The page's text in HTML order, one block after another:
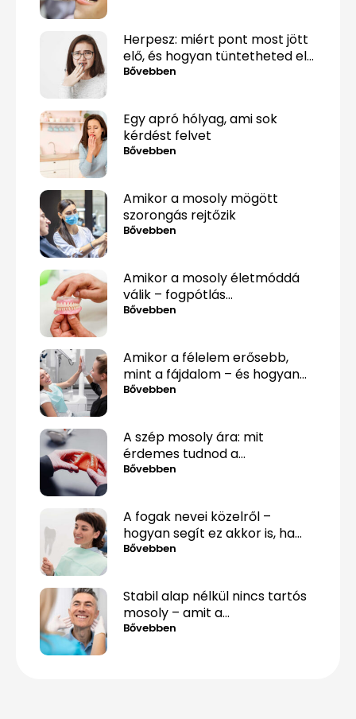
Herpesz: miért pont most jött
elő, és hogyan tüntetheted el
minél gyorsabban?
Bővebben
Egy apró hólyag, ami sok
kérdést felvet
Bővebben
Amikor a mosoly mögött
szorongás rejtőzik
Bővebben
Amikor a mosoly életmóddá
válik – fogpótlás
közérthetően, tabuk nélkül
Bővebben
Amikor a félelem erősebb,
mint a fájdalom – és hogyan
lehet mégis túllépni rajta
Bővebben
A szép mosoly ára: mit
érdemes tudnod a
fogpótlásról, mielőtt döntesz?
Bővebben
A fogak nevei közelről –
hogyan segít ez akkor is, ha
csak „valami fáj hátul”?
Bővebben
Stabil alap nélkül nincs tartós
mosoly – amit a
csontpótlásról tényleg tudnod
Bővebben